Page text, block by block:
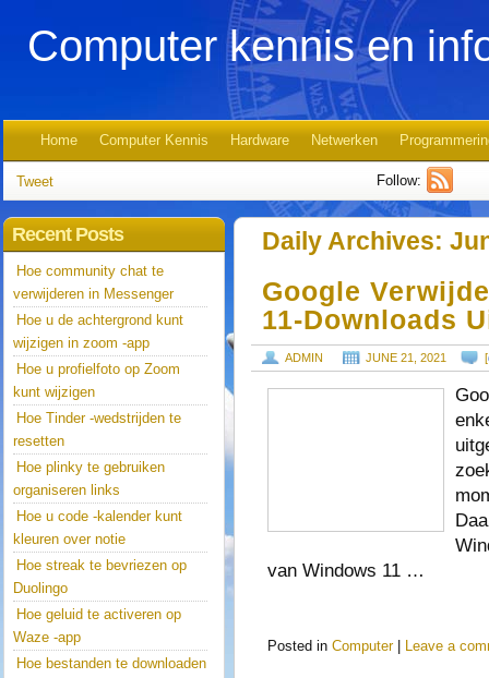
Computer kennis en
Home Computer Kennis Hardware Netwerken
Tweet Follow:
Daily Archives:
Google
11-Downloads
ADMIN JUNE 21, 2021 [
van Windows 11 …
Posted in Computer Leave a
Recent Posts
Hoe community chat te
verwijderen in Messenger
Hoe u de achtergrond kunt
wijzigen in zoom -app
Hoe u profielfoto op Zoom
kunt wijzigen
Hoe Tinder -wedstrijden te
resetten
Hoe plinky te gebruiken
organiseren links
Hoe u code -kalender kunt
kleuren over notie
Hoe streak te bevriezen op
Duolingo
Hoe geluid te activeren op
Waze -app
Hoe bestanden te downloaden